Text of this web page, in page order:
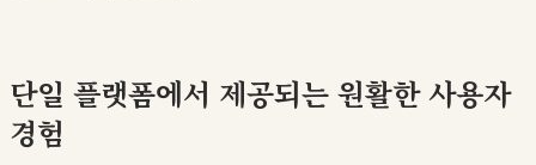
단일 플랫폼에서 제공되는 원활한 사용자
경험